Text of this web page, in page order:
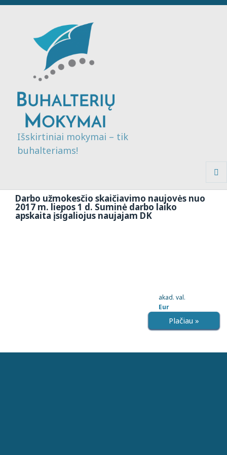
Išskirtiniai mokymai – tik
buhalteriams!
Darbo užmokesčio skaičiavimo naujovės nuo
2017 m. liepos 1 d. Suminė darbo laiko
apskaita įsigaliojus naujajam DK
akad. val.
Eur
Plačiau »